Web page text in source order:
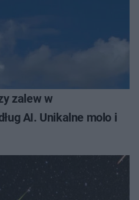
zalew w
AI. Unikalne molo i